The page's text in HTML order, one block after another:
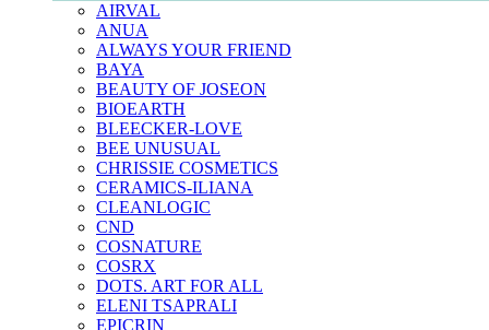
AIRVAL
ANUA
ALWAYS YOUR FRIEND
BAYA
BEAUTY OF JOSEON
BIOEARTH
BLEECKER-LOVE
BEE UNUSUAL
CHRISSIE COSMETICS
CERAMICS-ILIANA
CLEANLOGIC
CND
COSNATURE
COSRX
DOTS. ART FOR ALL
ELENI TSAPRALI
EPICRIN